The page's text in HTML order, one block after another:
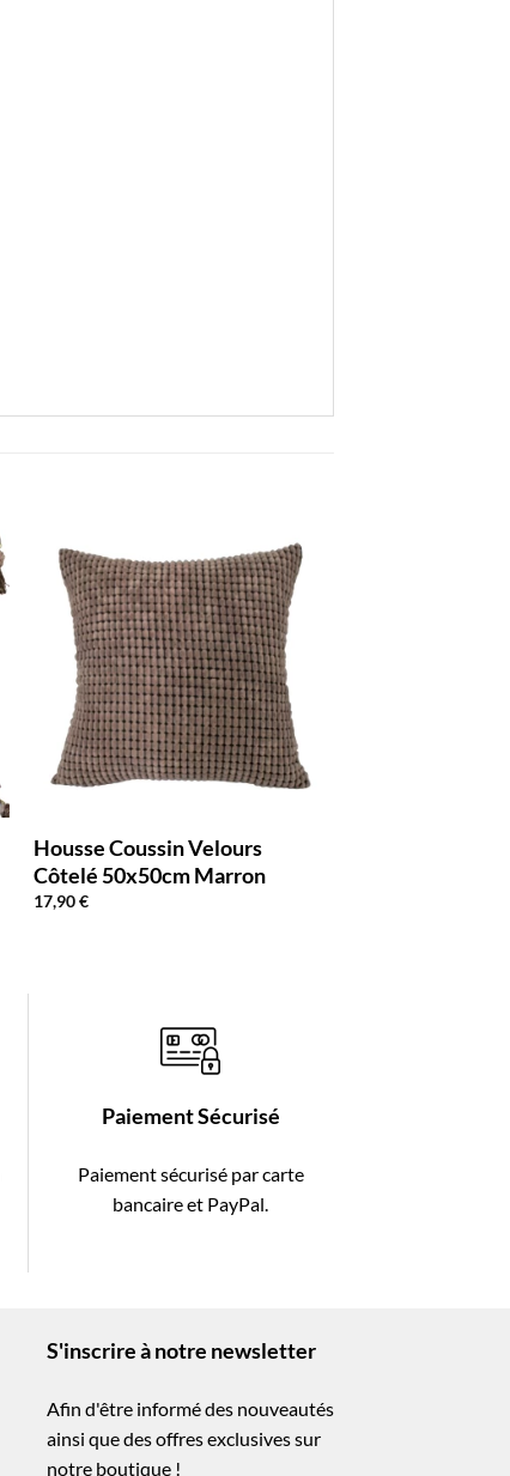
Housse Coussin Velours
Côtelé 50x50cm Marron
17,90€
Paiement Sécurisé
Paiement sécurisé par carte
bancaire et PayPal.
S'inscrire à notre newsletter
Afin d'être informé des nouveautés
ainsi que des offres exclusives sur
notre boutique !